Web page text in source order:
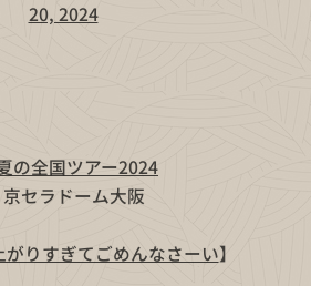
20, 2024
の全国ツアー2024
京セラドーム大阪🏰
りすぎてごめんなさーい】